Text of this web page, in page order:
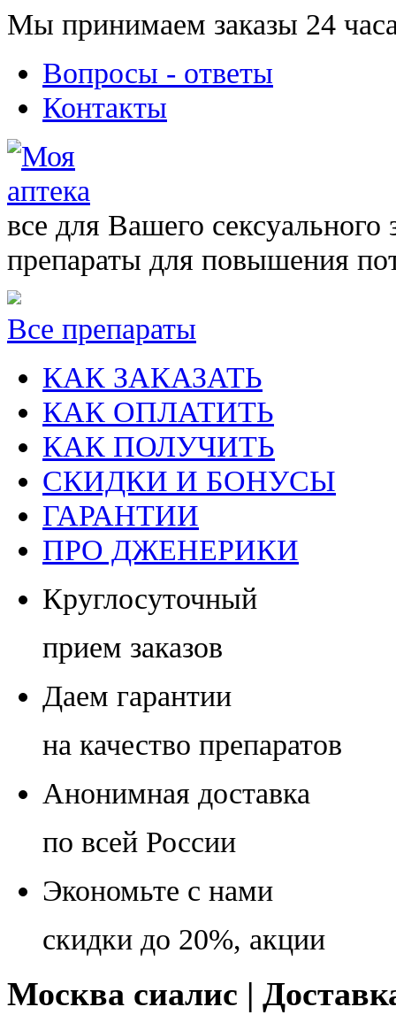
Мы принимаем заказы 24
Вопросы - ответы
Контакты
все для Вашего сексуального
препараты для повышения
Все препараты
КАК ЗАКАЗАТЬ
КАК ОПЛАТИТЬ
КАК ПОЛУЧИТЬ
СКИДКИ И БОНУСЫ
ГАРАНТИИ
ПРО ДЖЕНЕРИКИ
Круглосуточный
прием заказов
Даем гарантии
на качество препаратов
Анонимная доставка
по всей России
Экономьте с нами
скидки до 20%, акции
Москва сиалис |